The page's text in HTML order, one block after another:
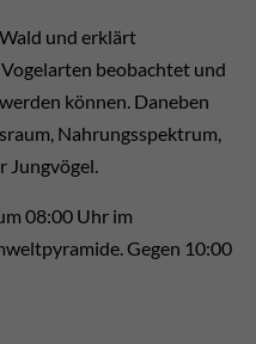
und erklärt
beobachtet und
können. Daneben
Nahrungsspektrum,
Jungvögel.
08:00 Uhr im
Gegen 10:00